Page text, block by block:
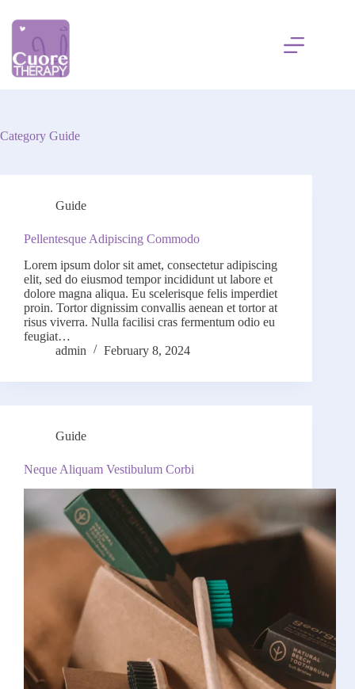
content
Category Guide
Guide
Pellentesque Adipiscing Commodo
Lorem ipsum dolor sit amet, consectetur adipiscing
elit, sed do eiusmod tempor incididunt ut labore et
dolore magna aliqua. Eu scelerisque felis imperdiet
proin. Tortor dignissim convallis aenean et tortor at
risus viverra. Nulla facilisi cras fermentum odio eu
feugiat…
admin
February 8, 2024
Guide
Neque Aliquam Vestibulum Corbi